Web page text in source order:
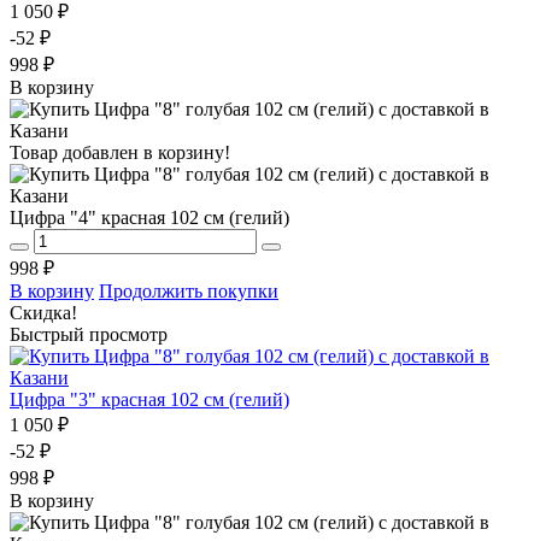
1 050 ₽
-52 ₽
998 ₽
В корзину
Товар добавлен в корзину!
Цифра "4" красная 102 см (гелий)
998 ₽
В корзину Продолжить покупки
Скидка!
Быстрый просмотр
Цифра "3" красная 102 см (гелий)
1 050 ₽
-52 ₽
998 ₽
В корзину